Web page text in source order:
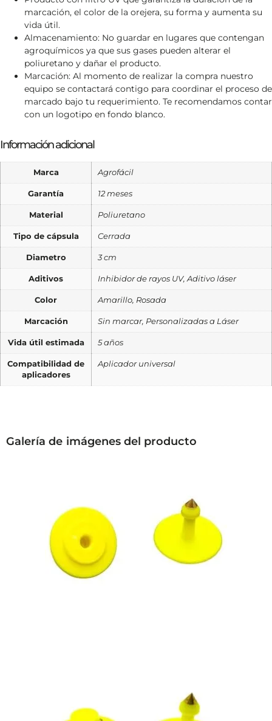
marcación, el color de la orejera, su forma y aumenta su
vida útil.
Almacenamiento: No guardar en lugares que contengan
agroquímicos ya que sus gases pueden alterar el
poliuretano y dañar el producto.
Marcación: Al momento de realizar la compra nuestro
equipo se contactará contigo para coordinar el proceso de
marcado bajo tu requerimiento. Te recomendamos contar
con un logotipo en fondo blanco.
Información adicional
Marca Agrofácil
Garantía 12 meses
Material Poliuretano
Tipo de cápsula Cerrada
Diametro 3 cm
Aditivos Inhibidor de rayos UV, Aditivo láser
Color Amarillo, Rosada
Marcación Sin marcar, Personalizadas a Láser
Vida útil estimada 5 años
Compatibilidad de
aplicadores
Aplicador universal
Galería de imágenes del producto